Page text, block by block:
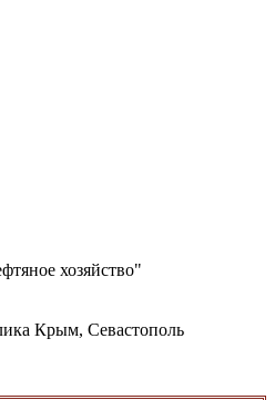
хозяйство"
Крым, Севастополь